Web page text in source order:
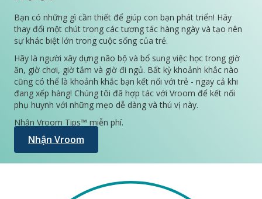
Bạn có những gì cần thiết để giúp con bạn phát triển! Hãy
thay đổi một chút trong các tương tác hàng ngày và tạo nên
sự khác biệt lớn trong cuộc sống của trẻ.
Hãy là người xây dựng não bộ và bổ sung việc học trong giờ
ăn, giờ chơi, giờ tắm và giờ đi ngủ. Bất kỳ khoảnh khắc nào
cũng có thể là khoảnh khắc bạn kết nối với trẻ - ngay cả khi
đang xếp hàng! Chúng tôi đã hợp tác với Vroom để kết nối
phụ huynh với những mẹo dễ dàng và thú vị này.
Nhận Vroom Tips™ miễn phí.
Nhận Vroom